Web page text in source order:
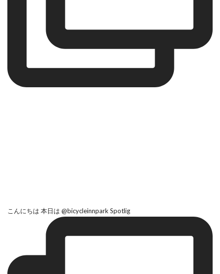
こんにちは 本日は @bicycleinnpark Spotlig